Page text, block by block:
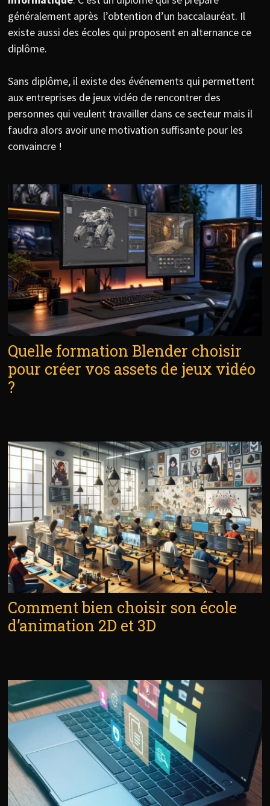
généralement après l’obtention d’un baccalauréat. Il
existe aussi des écoles qui proposent en alternance ce
diplôme.
Sans diplôme, il existe des événements qui permettent
aux entreprises de jeux vidéo de rencontrer des
personnes qui veulent travailler dans ce secteur mais il
faudra alors avoir une motivation suffisante pour les
convaincre !
Quelle formation Blender choisir
pour créer vos assets de jeux vidéo
?
Comment bien choisir son école
d’animation 2D et 3D